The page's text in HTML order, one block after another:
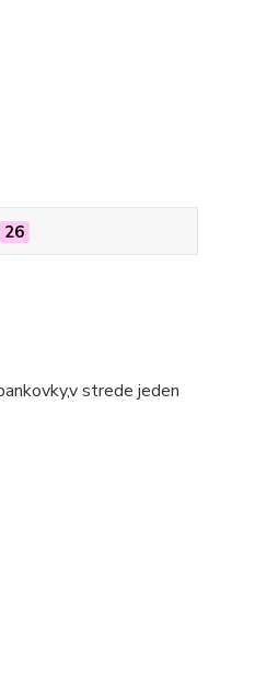
26
strede jeden